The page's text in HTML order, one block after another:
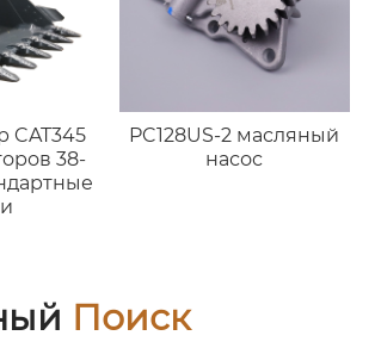
CAT345
38-
PC128US-2 масляный
насос
Поиск